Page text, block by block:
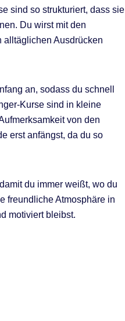
sind so strukturiert, dass sie
Du wirst mit den
alltäglichen Ausdrücken
an, sodass du schnell
Kurse sind in kleine
von den
erst anfängst, da du so
du immer weißt, wo du
freundliche Atmosphäre in
motiviert bleibst.